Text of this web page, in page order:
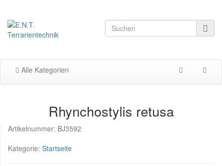
Alle Kategorien
Rhynchostylis retusa
Artikelnummer: BJ3592
Kategorie: Startseite